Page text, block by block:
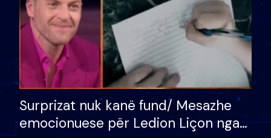
Surprizat nuk kanë fund/ Mesazhe
emocionuese për Ledion Liçon nga